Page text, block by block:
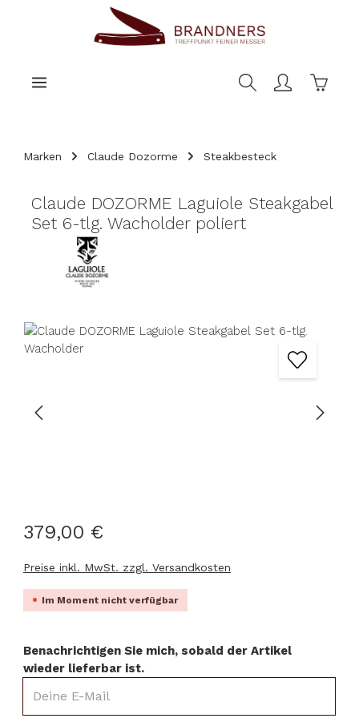
Marken Claude Dozorme Steakbesteck
Claude DOZORME Laguiole Steakgabel
Set 6-tlg. Wacholder poliert
Bildergalerie überspringen
379,00 €
Preise inkl. MwSt. zzgl. Versandkosten
Im Moment nicht verfügbar
Benachrichtigen Sie mich, sobald der Artikel
wieder lieferbar ist.